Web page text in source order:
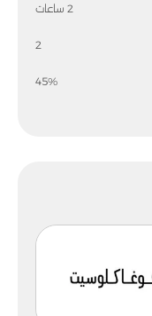
2 ساعات
2
45%